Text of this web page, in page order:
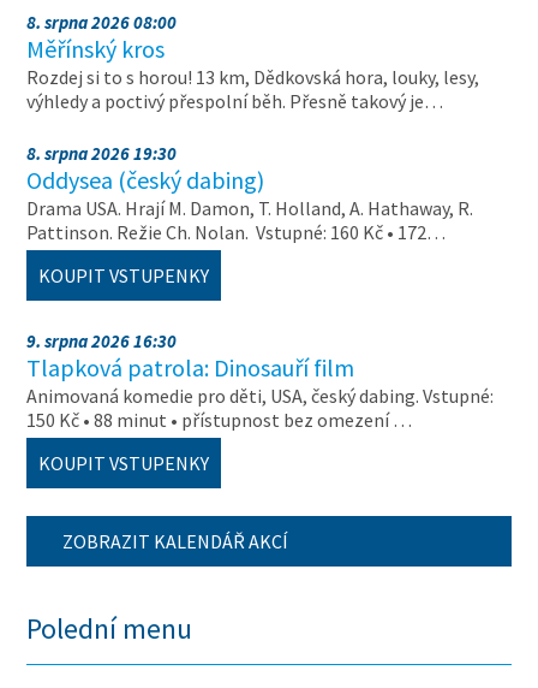
8. srpna 2026 08:00
Měřínský kros
Rozdej si to s horou! 13 km, Dědkovská hora, louky, lesy,
výhledy a poctivý přespolní běh. Přesně takový je…
8. srpna 2026 19:30
Oddysea (český dabing)
Drama USA. Hrají M. Damon, T. Holland, A. Hathaway, R.
Pattinson. Režie Ch. Nolan. Vstupné: 160 Kč • 172…
KOUPIT VSTUPENKY
9. srpna 2026 16:30
Tlapková patrola: Dinosauří film
Animovaná komedie pro děti, USA, český dabing. Vstupné:
150 Kč • 88 minut • přístupnost bez omezení …
KOUPIT VSTUPENKY
ZOBRAZIT KALENDÁŘ AKCÍ
Polední menu